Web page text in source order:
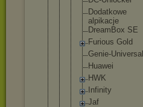
Dodatkowe
alpikacje
DreamBox SE
Furious Gold
Genie-Universal
Huawei
HWK
Infinity
Jaf